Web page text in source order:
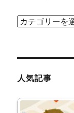
カ
ー
人気記事